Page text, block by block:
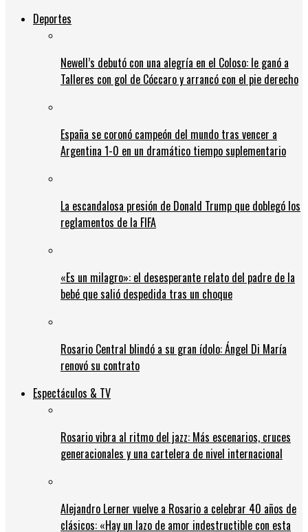
Deportes
Newell’s debutó con una alegría en el Coloso: le ganó a
Talleres con gol de Cóccaro y arrancó con el pie derecho
España se coronó campeón del mundo tras vencer a
Argentina 1-0 en un dramático tiempo suplementario
La escandalosa presión de Donald Trump que doblegó los
reglamentos de la FIFA
«Es un milagro»: el desesperante relato del padre de la
bebé que salió despedida tras un choque
Rosario Central blindó a su gran ídolo: Ángel Di María
renovó su contrato
Espectáculos & TV
Rosario vibra al ritmo del jazz: Más escenarios, cruces
generacionales y una cartelera de nivel internacional
Alejandro Lerner vuelve a Rosario a celebrar 40 años de
clásicos: «Hay un lazo de amor indestructible con esta